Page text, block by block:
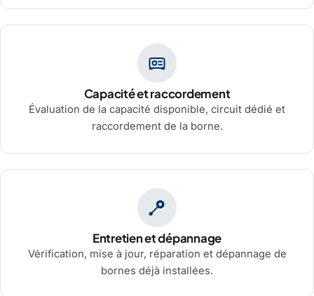
Capacité et raccordement
Évaluation de la capacité disponible, circuit dédié et
raccordement de la borne.
Entretien et dépannage
Vérification, mise à jour, réparation et dépannage de
bornes déjà installées.